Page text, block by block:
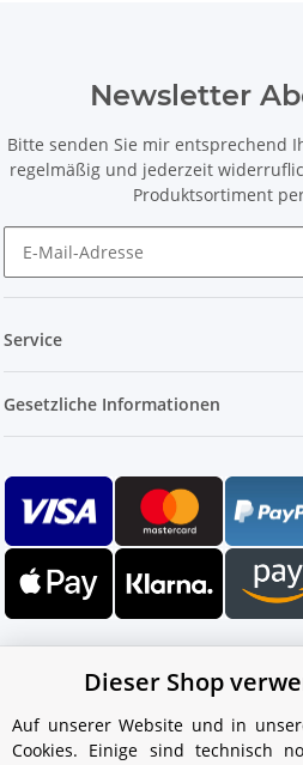
Newsletter
Bitte senden Sie mir entsprechend
regelmäßig und jederzeit
Produktsortiment
Service
Gesetzliche Informationen
Dieser Shop
Auf unserer Website und in
Cookies. Einige sind technisch